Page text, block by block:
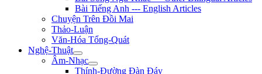
Bài Tiếng Anh --- English Articles
Chuyện Trên Đồi Mai
Thảo-Luận
Văn-Hóa Tổng-Quát
Nghệ-Thuật
Âm-Nhạc
Thính-Đường Đàn Đáy